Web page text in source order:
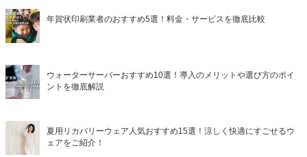
年賀状印刷業者のおすすめ5選！料金・サービスを徹底比較
ウォーターサーバーおすすめ10選！導入のメリットや選び方のポイ
ントを徹底解説
夏用リカバリーウェア人気おすすめ15選！涼しく快適にすごせるウ
ェアをご紹介！